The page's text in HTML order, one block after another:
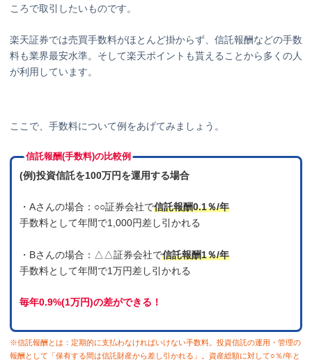
ころで取引したいものです。
楽天証券では売買手数料がほとんど掛からず、信託報酬などの手数
料も業界最安水準。そして楽天ポイントも貰えることから多くの人
が利用しています。
ここで、手数料について例をあげてみましょう。
信託報酬(手数料)の比較例
(例)投資信託を100万円を運用する場合
・Aさんの場合：○○証券会社で信託報酬0.1％/年
手数料として年間で1,000円差し引かれる
・Bさんの場合：△△証券会社で信託報酬1％/年
手数料として年間で1万円差し引かれる
毎年0.9%(1万円)の差ができる！
※信託報酬とは：定期的に支払わなければいけない手数料。投資信託の運用・管理の
報酬として「保有する間は信託財産から差し引かれる」。資産総額に対して○％/年と